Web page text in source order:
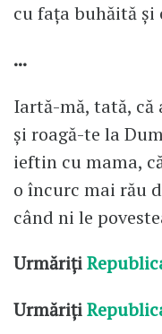
cu fața buhăită și
...
Iartă-mă, tată, că
și roagă-te la
ieftin cu mama,
o încurc mai rău
când ni le
Urmăriți
Urmăriți